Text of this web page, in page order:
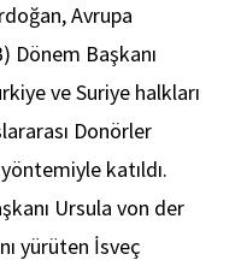
Avrupa
Dönem Başkanı
ve Suriye halkları
Donörler
katıldı.
Ursula von der
yürüten İsveç